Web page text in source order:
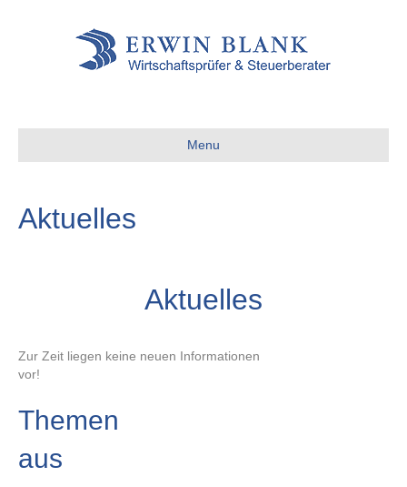
Menu
Aktuelles
Aktuelles
Zur Zeit liegen keine neuen Informationen
vor!
Themen
aus